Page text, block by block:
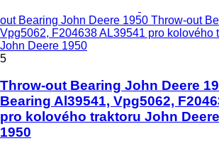
out Bearing John Deere 1950 Throw-out
Vpg5062, F204638 AL39541 pro kolového
John Deere 1950
5
Throw-out Bearing John Deere
Bearing Al39541, Vpg5062,
pro kolového traktoru John
1950